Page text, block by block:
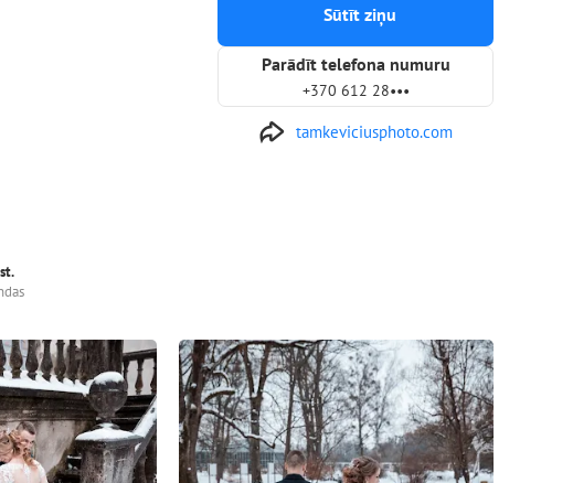
Sūtīt ziņu
Parādīt telefona numuru
+370 612 28•••
tamkeviciusphoto.com